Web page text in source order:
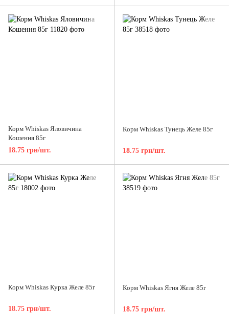
Корм Whiskas Яловичина
Кошення 85г
18.75 грн/шт.
Корм Whiskas Тунець Желе 85г
18.75 грн/шт.
Корм Whiskas Курка Желе 85г
18.75 грн/шт.
Корм Whiskas Ягня Желе 85г
18.75 грн/шт.